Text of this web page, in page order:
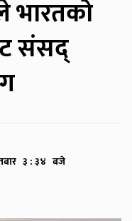
भारतको
संसद्
३ : ३४ बजे